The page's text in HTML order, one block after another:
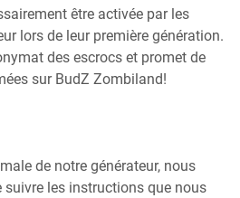
être activée par les
lors de leur première génération.
des escrocs et promet de
sur BudZ Zombiland!
de notre générateur, nous
les instructions que nous